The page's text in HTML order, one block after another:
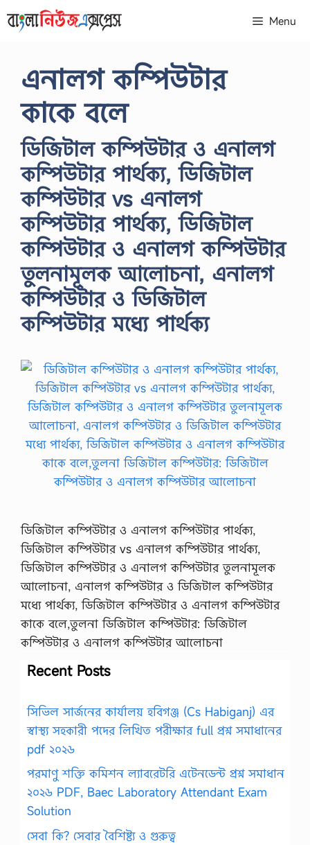
to
Menu
এনালগ কম্পিউটার
কাকে বলে
ডিজিটাল কম্পিউটার ও এনালগ
কম্পিউটার পার্থক্য, ডিজিটাল
কম্পিউটার vs এনালগ
কম্পিউটার পার্থক্য, ডিজিটাল
কম্পিউটার ও এনালগ কম্পিউটার
তুলনামূলক আলোচনা, এনালগ
কম্পিউটার ও ডিজিটাল
কম্পিউটার মধ্যে পার্থক্য
ডিজিটাল কম্পিউটার ও এনালগ কম্পিউটার পার্থক্য,
ডিজিটাল কম্পিউটার vs এনালগ কম্পিউটার পার্থক্য,
ডিজিটাল কম্পিউটার ও এনালগ কম্পিউটার তুলনামূলক
আলোচনা, এনালগ কম্পিউটার ও ডিজিটাল কম্পিউটার
মধ্যে পার্থক্য, ডিজিটাল কম্পিউটার ও এনালগ কম্পিউটার
কাকে বলে,তুলনা ডিজিটাল কম্পিউটার: ডিজিটাল
কম্পিউটার ও এনালগ কম্পিউটার আলোচনা
Recent Posts
সিভিল সার্জনের কার্যালয় হবিগঞ্জ (Cs Habiganj) এর
স্বাস্থ্য সহকারী পদের লিখিত পরীক্ষার full প্রশ্ন সমাধানের
pdf ২০২৬
পরমাণু শক্তি কমিশন ল্যাবরেটরি এটেনডেন্ট প্রশ্ন সমাধান
২০২৬ PDF, Baec Laboratory Attendant Exam
Solution
সেবা কি? সেবার বৈশিষ্ট্য ও গুরুত্ব